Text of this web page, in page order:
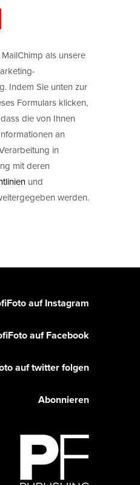
als unsere
Indem Sie unten zur
Formulars klicken,
die von Ihnen
an
in
mit deren
und
werden.
auf Instagram
auf Facebook
auf twitter folgen
Abonnieren